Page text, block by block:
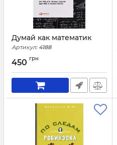
Думай как математик
Артикул: 4188
450 грн